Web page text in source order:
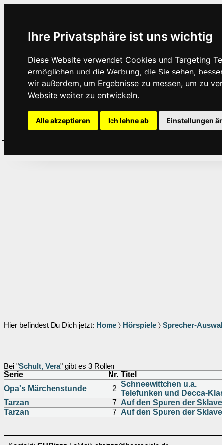
Ihre Privatsphäre ist uns wichtig
Diese Website verwendet Cookies und Targeting
ermöglichen und die Werbung, die Sie sehen,
wir außerdem, um Ergebnisse zu messen, um zu
Website weiter zu entwickeln.
Alle akzeptieren Ich lehne ab Einstellungen
Hier befindest Du Dich jetzt: Home 〉 Hörspiele 〉 Sprecher-
Bei "Schult, Vera" gibt es 3 Rollen
Serie Nr. Titel
Opa's Märchenstunde
2
Schneewittchen u.a.
Telefunken und Decca-
Tarzan
7 Auf den Spuren der
Tarzan
7 Auf den Spuren der